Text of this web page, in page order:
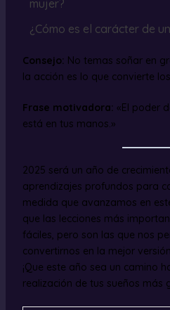
mujer?
¿Cómo es el carácter de
Consejo: No temas soñar en
la acción es lo que convierte
Frase motivadora: «El poder
está en tus manos.»
2025 será un año de
aprendizajes profundos para
medida que avanzamos en
que las lecciones más
fáciles, pero son las que nos
convertirnos en la mejor
¡Que este año sea un camino
realización de tus sueños más